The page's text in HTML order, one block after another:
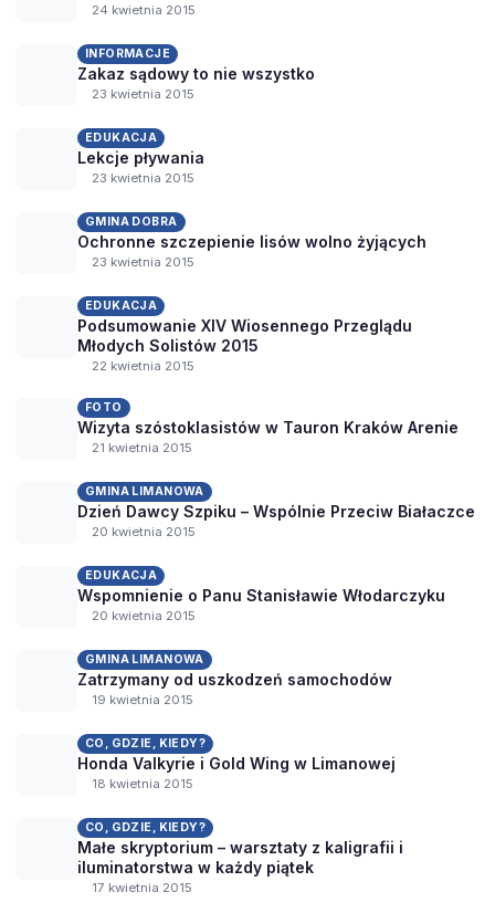
24 kwietnia 2015
INFORMACJE
Zakaz sądowy to nie wszystko
23 kwietnia 2015
EDUKACJA
Lekcje pływania
23 kwietnia 2015
GMINA DOBRA
Ochronne szczepienie lisów wolno żyjących
23 kwietnia 2015
EDUKACJA
Podsumowanie XIV Wiosennego Przeglądu
Młodych Solistów 2015
22 kwietnia 2015
FOTO
Wizyta szóstoklasistów w Tauron Kraków Arenie
21 kwietnia 2015
GMINA LIMANOWA
Dzień Dawcy Szpiku – Wspólnie Przeciw Białaczce
20 kwietnia 2015
EDUKACJA
Wspomnienie o Panu Stanisławie Włodarczyku
20 kwietnia 2015
GMINA LIMANOWA
Zatrzymany od uszkodzeń samochodów
19 kwietnia 2015
CO, GDZIE, KIEDY?
Honda Valkyrie i Gold Wing w Limanowej
18 kwietnia 2015
CO, GDZIE, KIEDY?
Małe skryptorium – warsztaty z kaligrafii i
iluminatorstwa w każdy piątek
17 kwietnia 2015